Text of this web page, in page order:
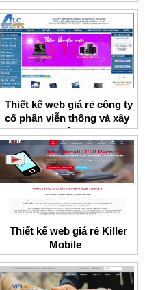
Việt Mỹ
Thiết kế web giá rẻ công ty
cổ phần viễn thông và xây
dựng Thành Lợi
Thiết kế web giá rẻ Killer
Mobile